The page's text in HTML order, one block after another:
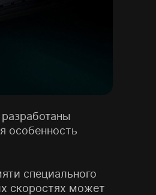
особенность
специального
скоростях может